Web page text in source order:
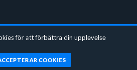
för att förbättra din upplevelse
COOKIES